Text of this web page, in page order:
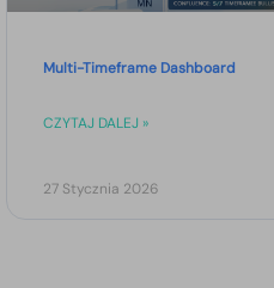
Multi-Timeframe Dashboard
CZYTAJ DALEJ »
27 Stycznia 2026